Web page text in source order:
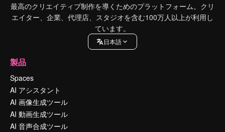
最高のクリエイティブ制作を導くためのプラットフォーム。クリ
エイター、企業、代理店、スタジオを含む100万人以上が利用し
ています。
日本語
製品
Spaces
AI アシスタント
AI 画像生成ツール
AI 動画生成ツール
AI 音声合成ツール